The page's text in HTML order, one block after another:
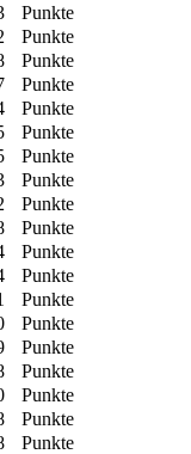
Punkte
Punkte
Punkte
Punkte
Punkte
Punkte
Punkte
Punkte
Punkte
Punkte
Punkte
Punkte
Punkte
Punkte
Punkte
Punkte
Punkte
Punkte
Punkte